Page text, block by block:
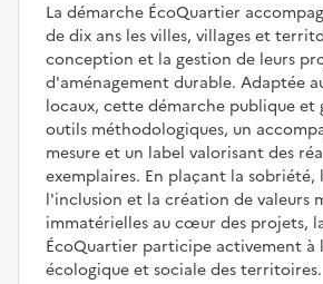
La démarche ÉcoQuartier
de dix ans les villes, villages et
conception et la gestion de leurs
d'aménagement durable. Adaptée
locaux, cette démarche publique et
outils méthodologiques, un
mesure et un label valorisant des
exemplaires. En plaçant la sobriété,
l'inclusion et la création de valeurs
immatérielles au cœur des projets,
ÉcoQuartier participe activement à
écologique et sociale des territoires.